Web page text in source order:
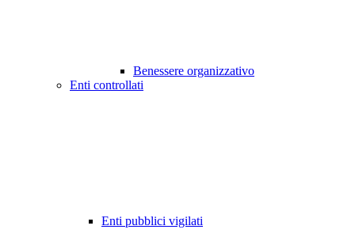
Benessere organizzativo
Enti controllati
Enti pubblici vigilati